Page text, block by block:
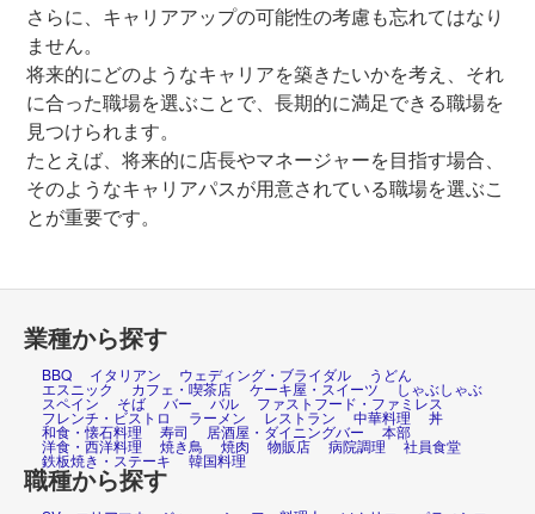
さらに、キャリアアップの可能性の考慮も忘れてはなり
ません。
将来的にどのようなキャリアを築きたいかを考え、それ
に合った職場を選ぶことで、長期的に満足できる職場を
見つけられます。
たとえば、将来的に店長やマネージャーを目指す場合、
そのようなキャリアパスが用意されている職場を選ぶこ
とが重要です。
業種から探す
BBQ イタリアン ウェディング・ブライダル うどん
エスニック カフェ・喫茶店 ケーキ屋・スイーツ しゃぶしゃぶ
スペイン そば バー バル ファストフード・ファミレス
フレンチ・ビストロ ラーメン レストラン 中華料理 丼
和食・懐石料理 寿司 居酒屋・ダイニングバー 本部
洋食・西洋料理 焼き鳥 焼肉 物販店 病院調理 社員食堂
鉄板焼き・ステーキ 韓国料理
職種から探す